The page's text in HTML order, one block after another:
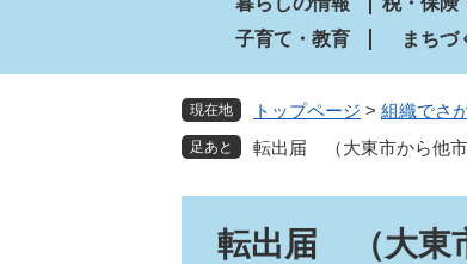
文
子育て・教育
まちづ
現在地 トップページ > 組織でさ
転出届 （大東市から他市
転出届 （大東